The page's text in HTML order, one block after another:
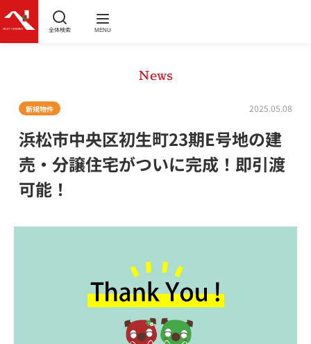
全体検索 MENU
News
新規物件 2025.05.08
浜松市中央区初生町23期E号地の建
売・分譲住宅がついに完成！即引渡
可能！